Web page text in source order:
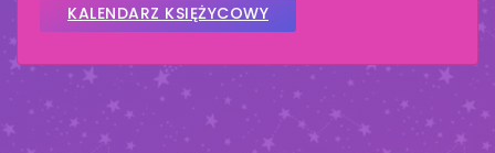
KALENDARZ KSIĘŻYCOWY